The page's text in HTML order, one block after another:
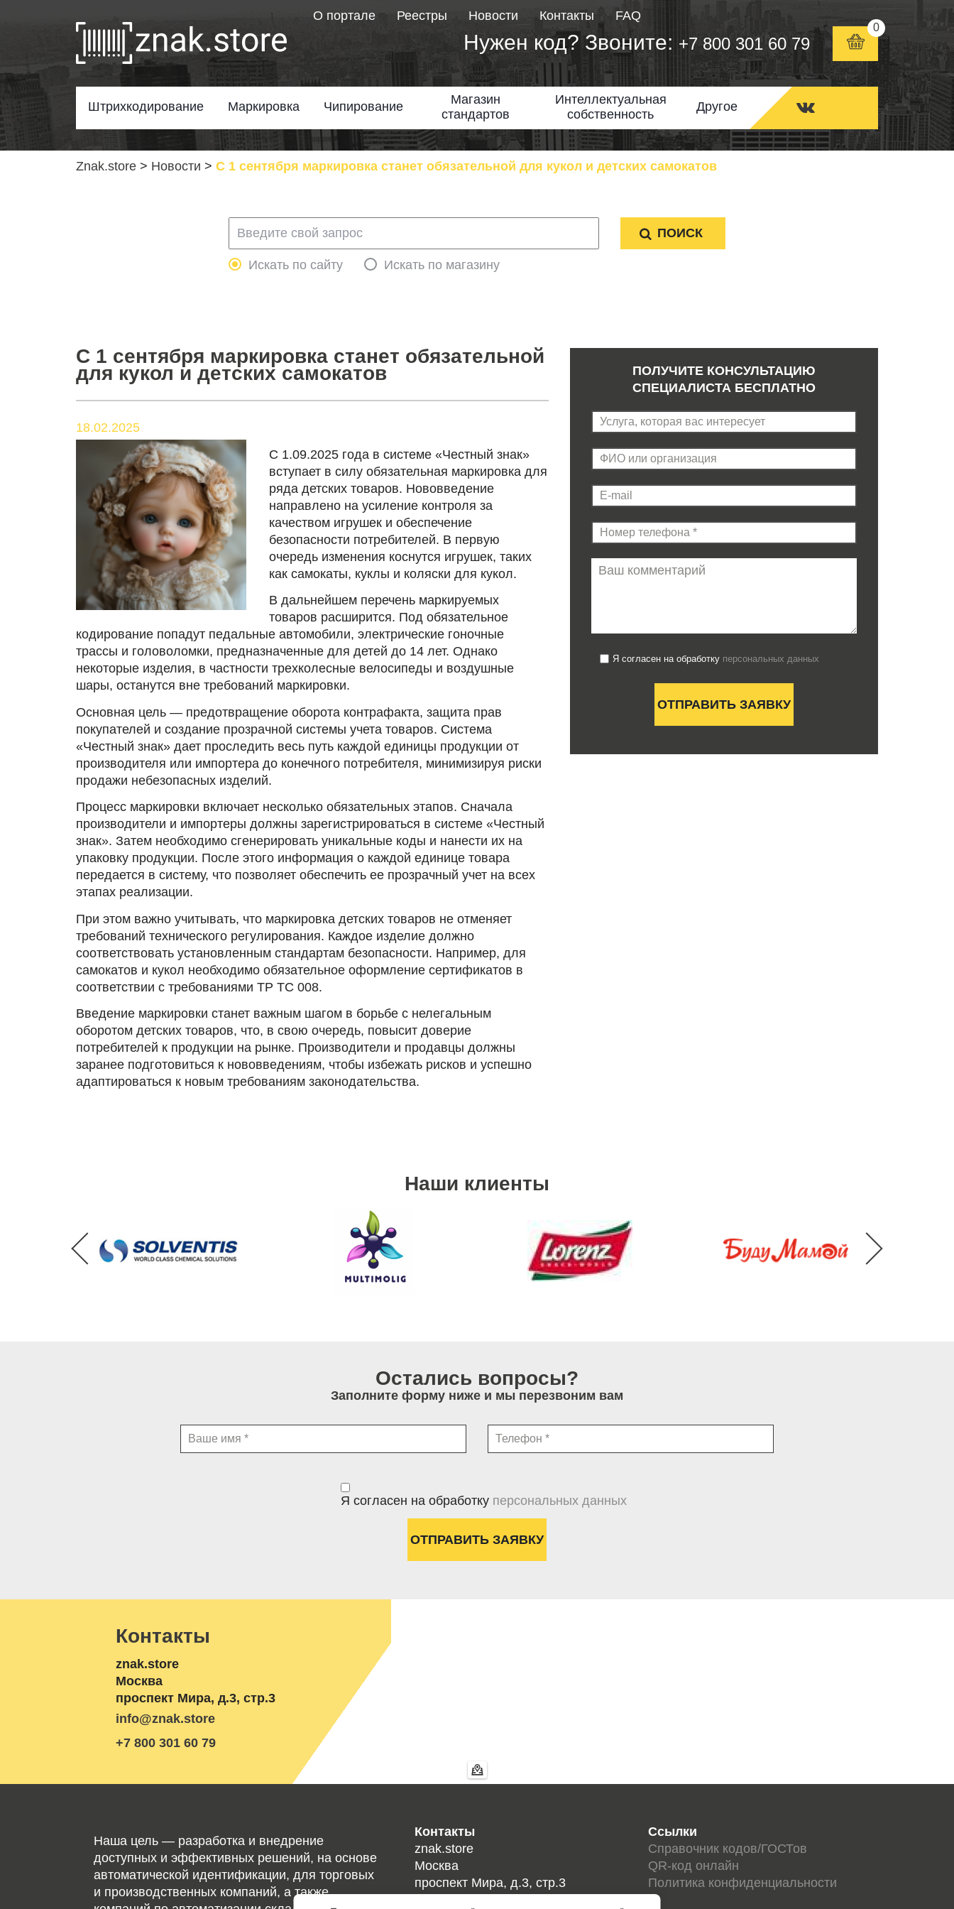
О портале Реестры Новости Контакты FAQ
Нужен код? Звоните: +7 800 301 60 79
0
Штрихкодирование Маркировка Чипирование
Магазин
стандартов
Интеллектуальная
собственность
Другое
Znak.store > Новости > С 1 сентября маркировка станет обязательной для кукол и детских самокатов
Искать по сайту Искать по магазину
С 1 сентября маркировка станет обязательной
для кукол и детских самокатов
18.02.2025
С 1.09.2025 года в системе «Честный знак»
вступает в силу обязательная маркировка для
ряда детских товаров. Нововведение
направлено на усиление контроля за
качеством игрушек и обеспечение
безопасности потребителей. В первую
очередь изменения коснутся игрушек, таких
как самокаты, куклы и коляски для кукол.
В дальнейшем перечень маркируемых
товаров расширится. Под обязательное
кодирование попадут педальные автомобили, электрические гоночные
трассы и головоломки, предназначенные для детей до 14 лет. Однако
некоторые изделия, в частности трехколесные велосипеды и воздушные
шары, останутся вне требований маркировки.
Основная цель — предотвращение оборота контрафакта, защита прав
покупателей и создание прозрачной системы учета товаров. Система
«Честный знак» дает проследить весь путь каждой единицы продукции от
производителя или импортера до конечного потребителя, минимизируя риски
продажи небезопасных изделий.
Процесс маркировки включает несколько обязательных этапов. Сначала
производители и импортеры должны зарегистрироваться в системе «Честный
знак». Затем необходимо сгенерировать уникальные коды и нанести их на
упаковку продукции. После этого информация о каждой единице товара
передается в систему, что позволяет обеспечить ее прозрачный учет на всех
этапах реализации.
При этом важно учитывать, что маркировка детских товаров не отменяет
требований технического регулирования. Каждое изделие должно
соответствовать установленным стандартам безопасности. Например, для
самокатов и кукол необходимо обязательное оформление сертификатов в
соответствии с требованиями ТР ТС 008.
Введение маркировки станет важным шагом в борьбе с нелегальным
оборотом детских товаров, что, в свою очередь, повысит доверие
потребителей к продукции на рынке. Производители и продавцы должны
заранее подготовиться к нововведениям, чтобы избежать рисков и успешно
адаптироваться к новым требованиям законодательства.
ПОЛУЧИТЕ КОНСУЛЬТАЦИЮ
СПЕЦИАЛИСТА БЕСПЛАТНО
Я согласен на обработку персональных данных
Наши клиенты
Остались вопросы?
Заполните форму ниже и мы перезвоним вам
Я согласен на обработку персональных данных
Контакты
znak.store
Москва
проспект Мира, д.3, стр.3
info@znak.store
+7 800 301 60 79
Наша цель — разработка и внедрение
доступных и эффективных решений, на основе
автоматической идентификации, для торговых
и производственных компаний, а также
Контакты
znak.store
Москва
проспект Мира, д.3, стр.3
Ссылки
Справочник кодов/ГОСТов
QR-код онлайн
Политика конфиденциальности